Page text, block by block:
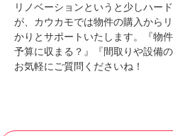
リノベーションというと少しハー
が、カウカモでは物件の購入から
かりとサポートいたします。『物
予算に収まる？』『間取りや設備
お気軽にご質問くださいね！